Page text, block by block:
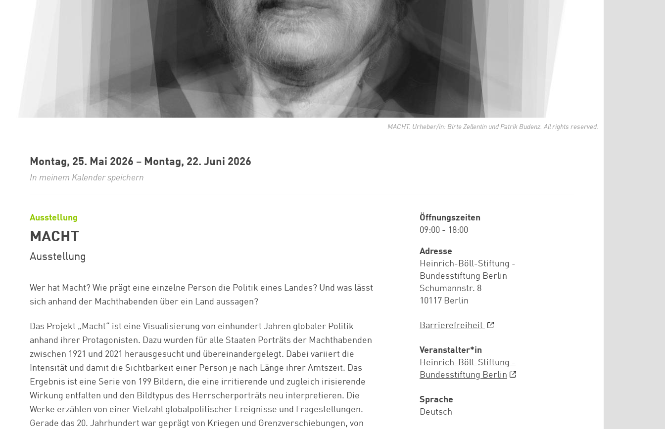
MACHT. Urheber/in: Birte Zellentin und Patrik Budenz. All rights reserved.
Montag, 25. Mai 2026 – Montag, 22. Juni 2026
In meinem Kalender speichern
Ausstellung
MACHT
Ausstellung
Wer hat Macht? Wie prägt eine einzelne Person die Politik eines Landes? Und was lässt
sich anhand der Machthabenden über ein Land aussagen?
Das Projekt „Macht“ ist eine Visualisierung von einhundert Jahren globaler Politik
anhand ihrer Protagonisten. Dazu wurden für alle Staaten Porträts der Machthabenden
zwischen 1921 und 2021 herausgesucht und übereinandergelegt. Dabei variiert die
Intensität und damit die Sichtbarkeit einer Person je nach Länge ihrer Amtszeit. Das
Ergebnis ist eine Serie von 199 Bildern, die eine irritierende und zugleich irisierende
Wirkung entfalten und den Bildtypus des Herrscherporträts neu interpretieren. Die
Werke erzählen von einer Vielzahl globalpolitischer Ereignisse und Fragestellungen.
Gerade das 20. Jahrhundert war geprägt von Kriegen und Grenzverschiebungen, von
Öffnungszeiten
09:00 - 18:00
Adresse
Heinrich-Böll-Stiftung -
Bundesstiftung Berlin
Schumannstr. 8
10117 Berlin
Barrierefreiheit
Veranstalter*in
Heinrich-Böll-Stiftung -
Bundesstiftung Berlin
Sprache
Deutsch